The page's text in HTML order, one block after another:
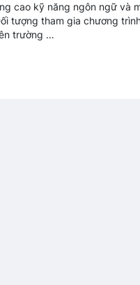
cao kỹ năng ngôn ngữ và
tượng tham gia chương
trường …